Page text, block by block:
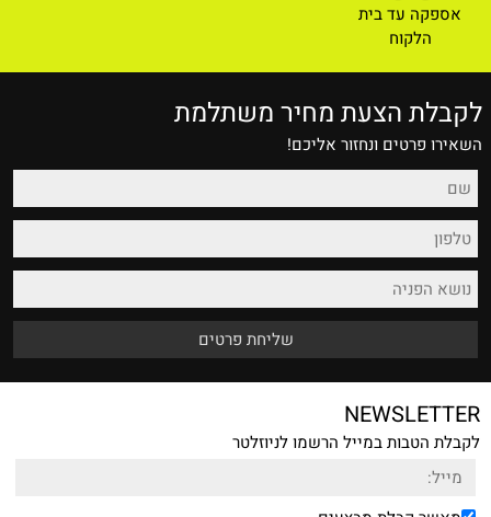
אספקה עד בית
הלקוח
לקבלת הצעת מחיר משתלמת
השאירו פרטים ונחזור אליכם!
NEWSLETTER
לקבלת הטבות במייל הרשמו לניוזלטר